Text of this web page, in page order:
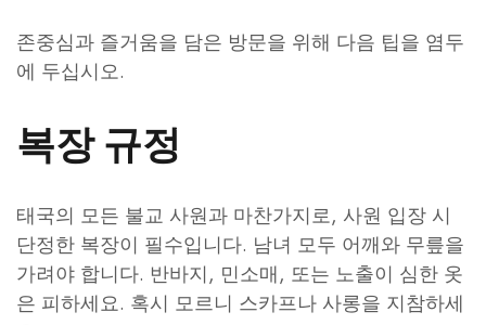
존중심과 즐거움을 담은 방문을 위해 다음 팁을 염두
에 두십시오.
복장 규정
태국의 모든 불교 사원과 마찬가지로, 사원 입장 시
단정한 복장이 필수입니다. 남녀 모두 어깨와 무릎을
가려야 합니다. 반바지, 민소매, 또는 노출이 심한 옷
은 피하세요. 혹시 모르니 스카프나 사롱을 지참하세